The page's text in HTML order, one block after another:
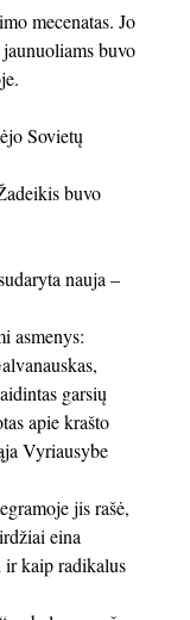
mecenatas. Jo
buvo
Sovietų
buvo
nauja –
asmenys:
garsių
apie krašto
Vyriausybe
jis rašė,
eina
kaip radikalus